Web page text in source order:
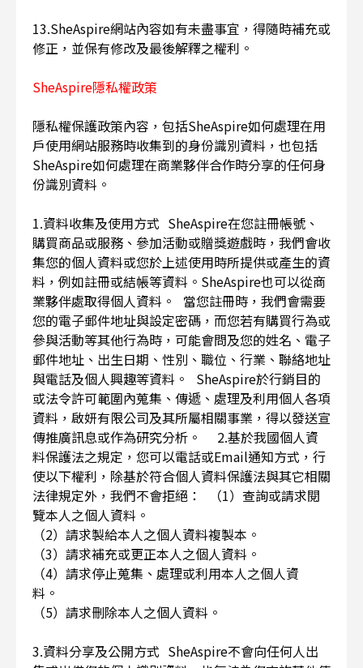
13.SheAspire網站內容如有未盡事宜，得隨時補充或
修正，並保有修改及最後解釋之權利。
SheAspire隱私權政策
隱私權保護政策內容，包括SheAspire如何處理在用
戶使用網站服務時收集到的身份識別資料，也包括
SheAspire如何處理在商業夥伴合作時分享的任何身
份識別資料。
1.資料收集及使用方式 SheAspire在您註冊帳號、
購買商品或服務、參加活動或贈獎遊戲時，我們會收
集您的個人資料或您於上述使用時所提供或產生的資
料，例如註冊或結帳等資料。SheAspire也可以從商
業夥伴處取得個人資料。 當您註冊時，我們會需要
您的電子郵件地址與設定密碼，而您若有購買行為或
參與活動等其他行為時，可能會問及您的姓名、電子
郵件地址、出生日期、性別、職位、行業、聯絡地址
與電話及個人興趣等資料。 SheAspire於行銷目的
或法令許可範圍內蒐集、傳遞、處理及利用個人各項
資料，啟妍有限公司及其所屬相關事業，得以發送宣
傳推廣訊息或作為研究分析。 2.基於我國個人資
料保護法之規定，您可以電話或Email通知方式，行
使以下權利，除基於符合個人資料保護法與其它相關
法律規定外，我們不會拒絕： （1）查詢或請求閱
覽本人之個人資料。
（2）請求製給本人之個人資料複製本。
（3）請求補充或更正本人之個人資料。
（4）請求停止蒐集、處理或利用本人之個人資
料。
（5）請求刪除本人之個人資料。
3.資料分享及公開方式 SheAspire不會向任何人出